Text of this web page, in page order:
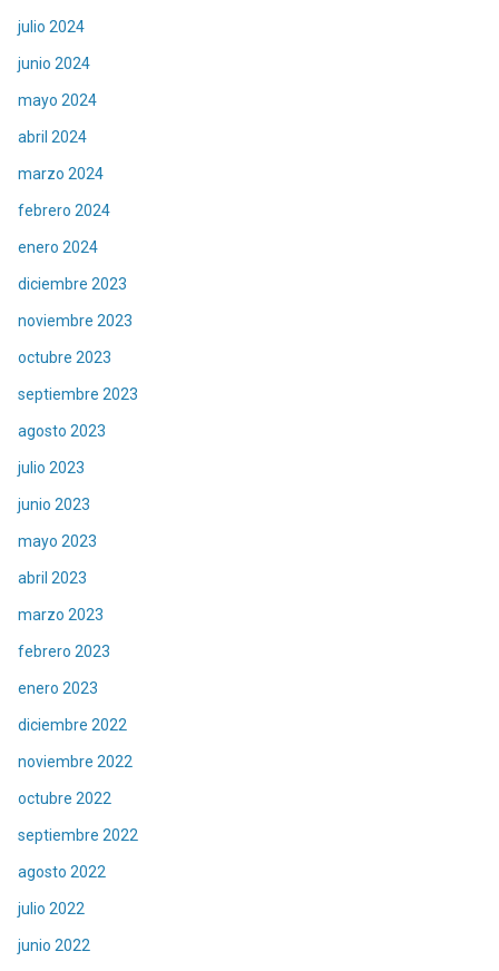
julio 2024
junio 2024
mayo 2024
abril 2024
marzo 2024
febrero 2024
enero 2024
diciembre 2023
noviembre 2023
octubre 2023
septiembre 2023
agosto 2023
julio 2023
junio 2023
mayo 2023
abril 2023
marzo 2023
febrero 2023
enero 2023
diciembre 2022
noviembre 2022
octubre 2022
septiembre 2022
agosto 2022
julio 2022
junio 2022